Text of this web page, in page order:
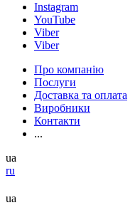
Instagram
YouTube
Viber
Viber
Про компанію
Послуги
Доставка та оплата
Виробники
Контакти
...
ua
ru
ua